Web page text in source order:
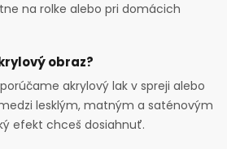
na rolke alebo pri domácich
obraz?
akrylový lak v spreji alebo
lesklým, matným a saténovým
efekt chceš dosiahnuť.